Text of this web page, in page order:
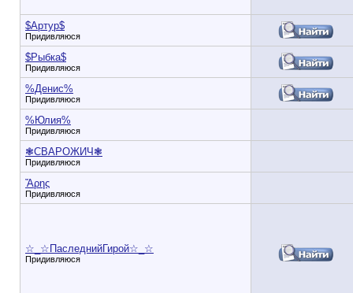
$Артур$
Придивляюся
$Рыбка$
Придивляюся
%Денис%
Придивляюся
%Юлия%
Придивляюся
❃СВАРОЖИЧ❃
Придивляюся
Ἄρης
Придивляюся
☆_☆ПаследнийГирой☆_☆
Придивляюся